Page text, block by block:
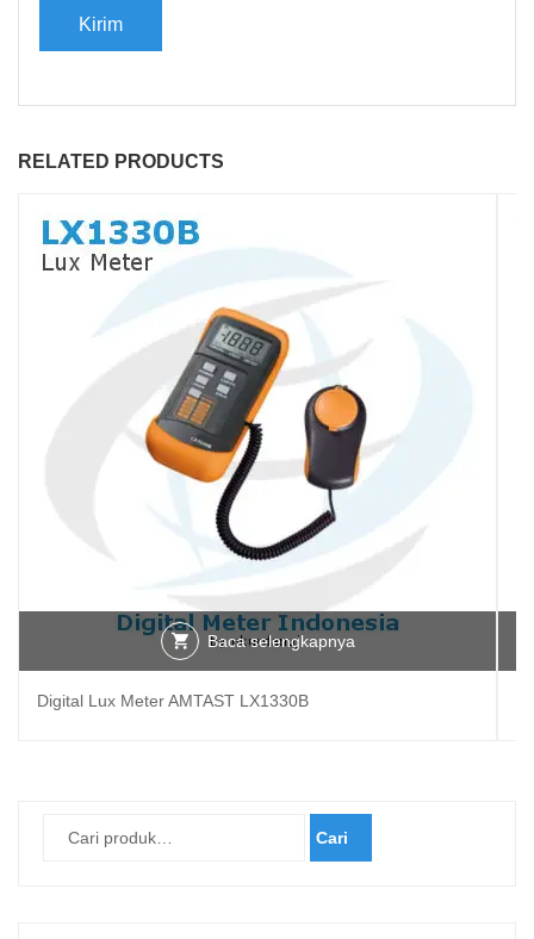
RELATED PRODUCTS
Baca selengkapnya
Digital Lux Meter AMTAST LX1330B
Cari